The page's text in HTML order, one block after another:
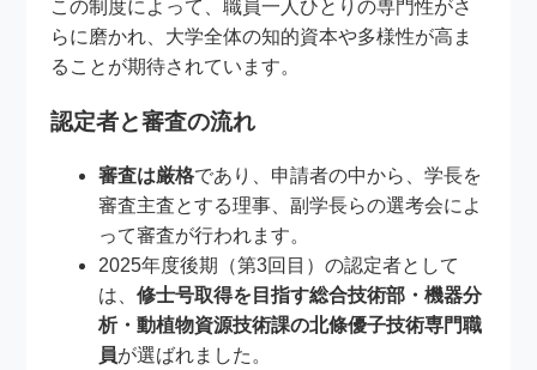
この制度によって、職員一人ひとりの専門性がさ
らに磨かれ、大学全体の知的資本や多様性が高ま
ることが期待されています。
認定者と審査の流れ
審査は厳格であり、申請者の中から、学長を
審査主査とする理事、副学長らの選考会によ
って審査が行われます。
2025年度後期（第3回目）の認定者として
は、修士号取得を目指す総合技術部・機器分
析・動植物資源技術課の北條優子技術専門職
員が選ばれました。